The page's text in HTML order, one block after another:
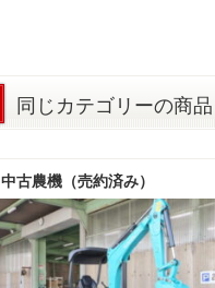
同じカテゴリーの商品
中古農機（売約済み）